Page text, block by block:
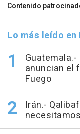
Contenido
Lo más leído
anuncian el
Fuego
Irán.-